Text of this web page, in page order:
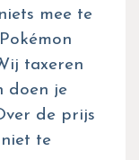
mee te
taxeren
doen je
de prijs
te